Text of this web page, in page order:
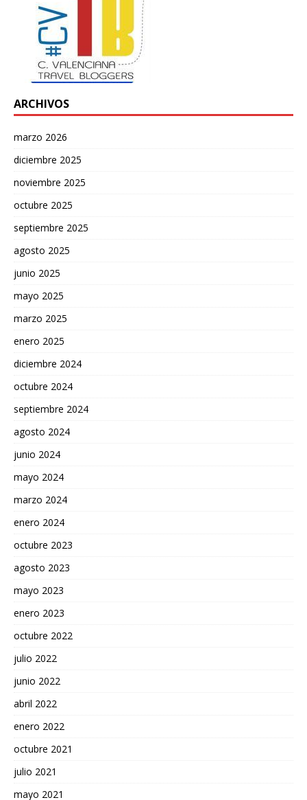
ARCHIVOS
marzo 2026
diciembre 2025
noviembre 2025
octubre 2025
septiembre 2025
agosto 2025
junio 2025
mayo 2025
marzo 2025
enero 2025
diciembre 2024
octubre 2024
septiembre 2024
agosto 2024
junio 2024
mayo 2024
marzo 2024
enero 2024
octubre 2023
agosto 2023
mayo 2023
enero 2023
octubre 2022
julio 2022
junio 2022
abril 2022
enero 2022
octubre 2021
julio 2021
mayo 2021